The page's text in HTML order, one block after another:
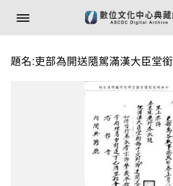
題名:吏部為開送隨駕滿漢大臣堂銜